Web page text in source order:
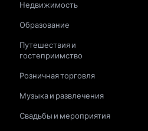
Недвижимость
Образование
Путешествия и
гостеприимство
Розничная торговля
Музыка и развлечения
Свадьбы и мероприятия